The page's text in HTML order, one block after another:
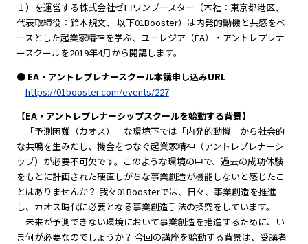
１）を運営する株式会社ゼロワンブースター（本社：東京都港区、
代表取締役：鈴木規文、 以下01Booster）は内発的動機と共感をベ
ースとした起業家精神を学ぶ、ユーレジア（EA）・アントレプレナ
ースクールを2019年4月から開講します。
● EA・アントレプレナースクール本講申し込みURL
https://01booster.com/events/227
【EA・アントレプレナーシップスクールを始動する背景】
「予測困難（カオス）」な環境下では「内発的動機」から社会的
な共鳴を生みだし、機会をつなぐ起業家精神（アントレプレナーシ
ップ）が必要不可欠です。このような環境の中で、過去の成功体験
をもとに計画された硬直しがちな事業創造が機能しないと感じたこ
とはありませんか？ 我々01Boosterでは、日々、事業創造を推進
し、カオス時代に必要となる事業創造手法の探究をしています。
未来が予測できない環境において事業創造を推進するために、い
ま何が必要なのでしょうか？ 今回の講座を始動する背景は、受講者